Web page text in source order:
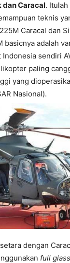
dan Caracal.
teknis
Caracal dan
basicnya adalah
Indonesia sendiri
paling
yang
Nasional).
dengan
full